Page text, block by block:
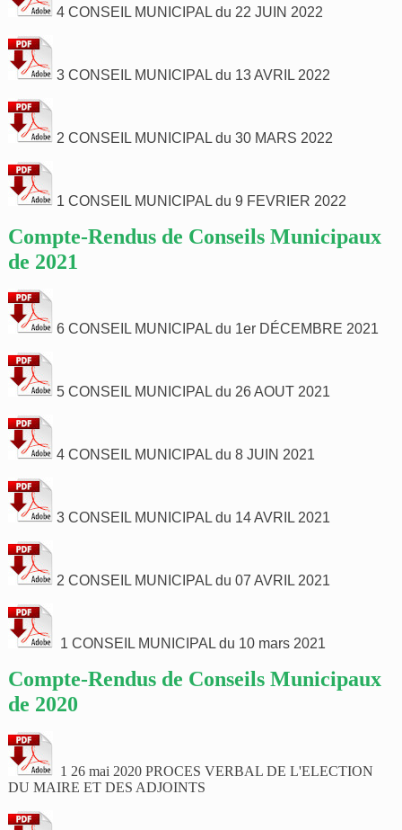
4 CONSEIL MUNICIPAL du 22 JUIN 2022
3 CONSEIL MUNICIPAL du 13 AVRIL 2022
2 CONSEIL MUNICIPAL du 30 MARS 2022
1 CONSEIL MUNICIPAL du 9 FEVRIER 2022
Compte-Rendus de Conseils Municipaux
de 2021
6 CONSEIL MUNICIPAL du 1er DÉCEMBRE 2021
5 CONSEIL MUNICIPAL du 26 AOUT 2021
4 CONSEIL MUNICIPAL du 8 JUIN 2021
3 CONSEIL MUNICIPAL du 14 AVRIL 2021
2 CONSEIL MUNICIPAL du 07 AVRIL 2021
1 CONSEIL MUNICIPAL du 10 mars 2021
Compte-Rendus de Conseils Municipaux
de 2020
1 26 mai 2020 PROCES VERBAL DE L'ELECTION
DU MAIRE ET DES ADJOINTS